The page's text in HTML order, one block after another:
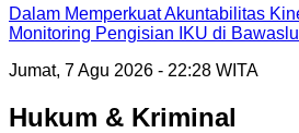
Dalam Memperkuat Akuntabilitas
Monitoring Pengisian IKU di
Jumat, 7 Agu 2026 - 22:28 WITA
Hukum & Kriminal